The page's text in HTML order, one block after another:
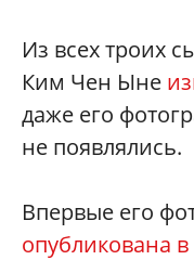
Из всех троих
Ким Чен Ыне
даже его
не появлялись.
Впервые его
опубликована